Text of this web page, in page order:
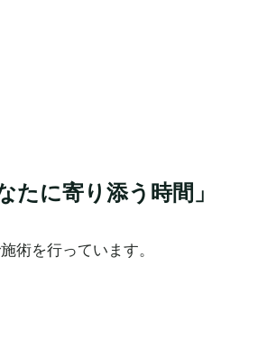
たに寄り添う時間」
術を行っています。